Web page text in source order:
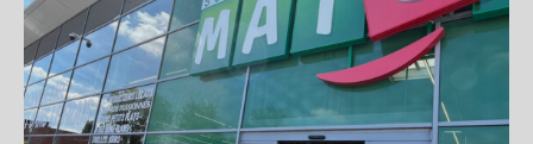
TENDANCES
SERVICES
LA
GAZETTE